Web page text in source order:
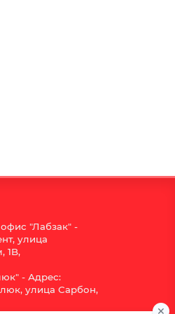
"Лабзак" -
улица
1B,
- Адрес:
улица Сарбон,